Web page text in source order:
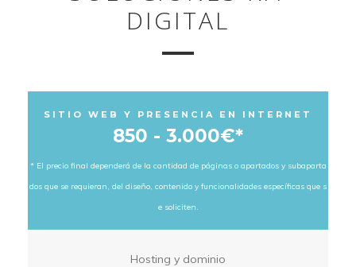
DIGITAL
SITIO WEB Y PRESENCIA EN INTERNET
850 - 3.000€*
* El precio final dependerá de la cantidad de páginas o apartados y subaparta
dos que se requieran, del diseño, contenido y funcionalidades específicas que s
e soliciten.
Hosting y dominio